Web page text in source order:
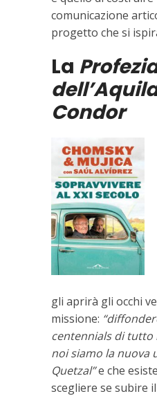
comunicazione
progetto che si
La
Condor
gli aprirà gli occhi
missione:
centennials di tutto
noi siamo la nuova
Quetzal”e che
scegliere se subire